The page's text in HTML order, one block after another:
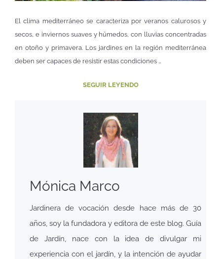
El clima mediterráneo se caracteriza por veranos calurosos y
secos, e inviernos suaves y húmedos, con lluvias concentradas
en otoño y primavera. Los jardines en la región mediterránea
deben ser capaces de resistir estas condiciones …
SEGUIR LEYENDO
Mónica Marco
Jardinera de vocación desde hace más de 30
años, soy la fundadora y editora de este blog. Guía
de Jardín, nace con la idea de divulgar mi
experiencia con el jardín, y la intención de ayudar